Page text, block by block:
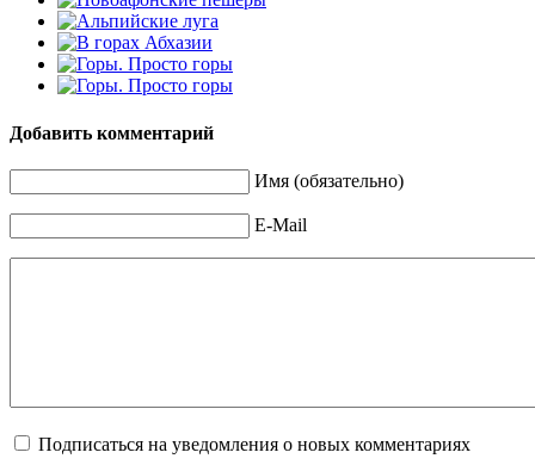
Добавить комментарий
Имя (обязательно)
E-Mail
Подписаться на уведомления о новых комментариях